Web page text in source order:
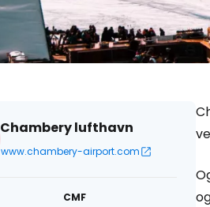
Chambery lufthavn
www.chambery-airport.com
CMF